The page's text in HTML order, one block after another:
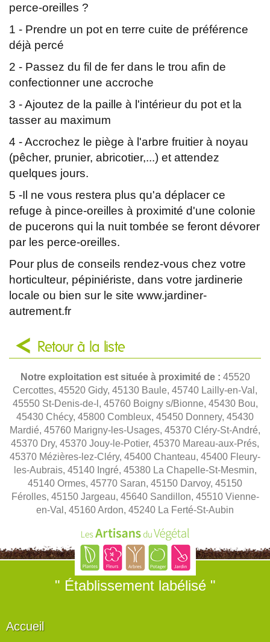
perce-oreilles ?
1 - Prendre un pot en terre cuite de préférence
déjà percé
2 - Passez du fil de fer dans le trou afin de
confectionner une accroche
3 - Ajoutez de la paille à l'intérieur du pot et la
tasser au maximum
4 - Accrochez le piège à l'arbre fruitier à noyau
(pêcher, prunier, abricotier,...) et attendez
quelques jours.
5 -Il ne vous restera plus qu'a déplacer ce
refuge à pince-oreilles à proximité d'une colonie
de pucerons qui la nuit tombée se feront dévorer
par les perce-oreilles.
Pour plus de conseils rendez-vous chez votre
horticulteur, pépiniériste, dans votre jardinerie
locale ou bien sur le site www.jardiner-
autrement.fr
Retour à la liste
Notre exploitation est située à proximité de : 45520
Cercottes, 45520 Gidy, 45130 Baule, 45740 Lailly-en-Val,
45550 St-Denis-de-l, 45760 Boigny s/Bionne, 45430 Bou,
45430 Chécy, 45800 Combleux, 45450 Donnery, 45430
Mardié, 45760 Marigny-les-Usages, 45370 Cléry-St-André,
45370 Dry, 45370 Jouy-le-Potier, 45370 Mareau-aux-Prés,
45370 Mézières-lez-Cléry, 45400 Chanteau, 45400 Fleury-
les-Aubrais, 45140 Ingré, 45380 La Chapelle-St-Mesmin,
45140 Ormes, 45770 Saran, 45150 Darvoy, 45150
Férolles, 45150 Jargeau, 45640 Sandillon, 45510 Vienne-
en-Val, 45160 Ardon, 45240 La Ferté-St-Aubin
" Établissement labélisé "
Accueil